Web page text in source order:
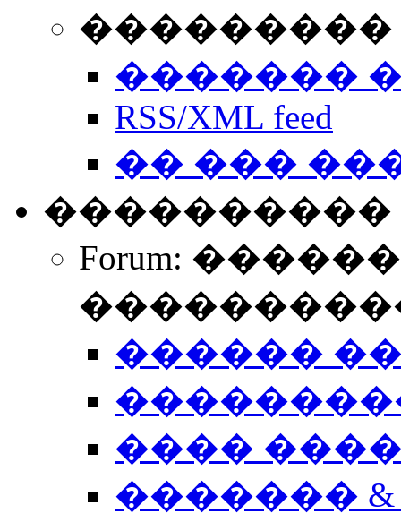
���������
�������
RSS/XML feed
�� ���
����������
Forum:
������
����
�������